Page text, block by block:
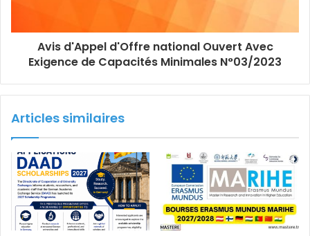
Avis d'Appel d'Offre national Ouvert Avec
Exigence de Capacités Minimales N°03/2023
Articles similaires